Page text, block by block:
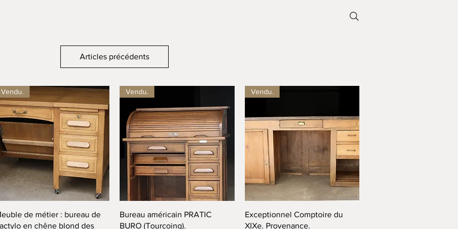
Articles précédents
Aperçu rapide
Vendu.
de métier : bureau de
en chêne blond des
Aperçu rapide
Vendu.
Bureau américain PRATIC
BURO (Tourcoing).
Aperçu rapide
Vendu.
Exceptionnel Comptoire du
XIXe. Provenance.